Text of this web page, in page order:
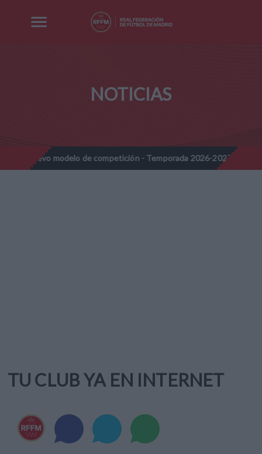
NOTICIAS
modelo de competición - Temporada 2026-2027 // Nota
TU CLUB YA EN INTERNET